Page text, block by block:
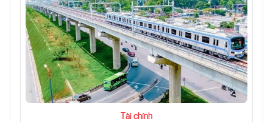
Tài chính